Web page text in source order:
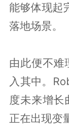
能够体现起
落地场景。
由此便不难
入其中。
度未来增长
正在出现变